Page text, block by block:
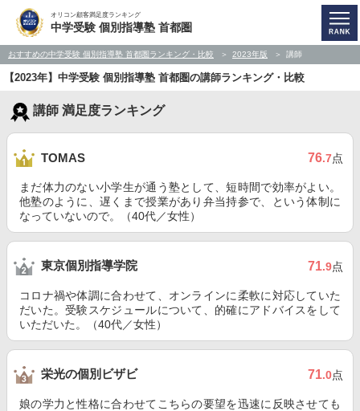
オリコン顧客満足度ランキング
中学受験 個別指導塾 首都圏
おすすめの中学受験 個別指導塾 首都圏ランキング・比較 2023年版 講師
【2023年】中学受験 個別指導塾 首都圏の講師ランキング・比較
講師 満足度ランキング
TOMAS 76.7点
まだ体力のない小学生が通う塾として、短時間で効率がよい。
他塾のように、遅くまで授業があり弁当持参で、という体制に
なっていないので。（40代／女性）
東京個別指導学院 71.9点
コロナ禍や体調に合わせて、オンラインに柔軟に対応していた
だいた。受験スケジュールについて、的確にアドバイスをして
いただいた。（40代／女性）
栄光の個別ビザビ 71.0点
娘の学力と性格に合わせてこちらの要望を迅速に反映させても